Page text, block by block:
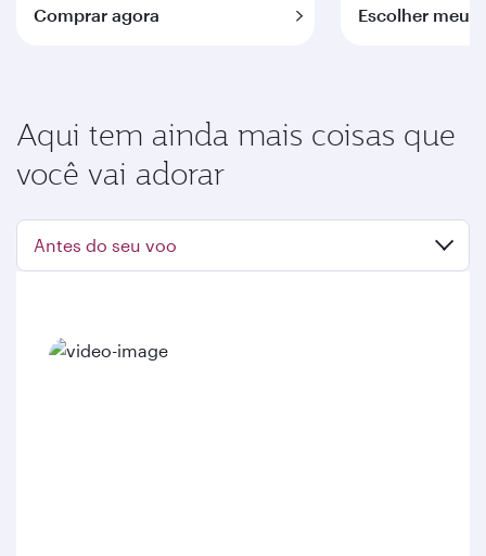
Comprar agora Escolher meus
Aqui tem ainda mais coisas que
você vai adorar
Antes do seu voo